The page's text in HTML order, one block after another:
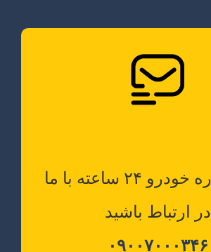
جهت اجاره خودرو ۲۴ ساعته با ما
در ارتباط باشید
۰۹۰۰۷۰۰۰۳۴۶